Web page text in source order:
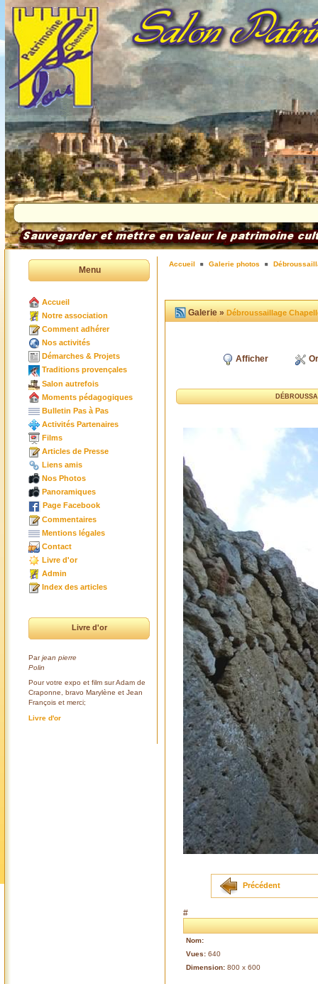
Menu
Accueil
Notre association
Comment adhérer
Nos activités
Démarches & Projets
Traditions provençales
Salon autrefois
Moments pédagogiques
Bulletin Pas à Pas
Activités Partenaires
Films
Articles de Presse
Liens amis
Nos Photos
Panoramiques
Page Facebook
Commentaires
Mentions légales
Contact
Livre d'or
Admin
Index des articles
Livre d'or
Parjean pierre
Polin
Pour votre expo et film sur Adam de
Craponne, bravo Marylène et Jean
François et merci;
Livre d'or
Accueil Galerie photos
Galerie »Débroussaillage
Afficher
Précédent
#
Nom:
Vues: 640
Dimension: 800 x 600